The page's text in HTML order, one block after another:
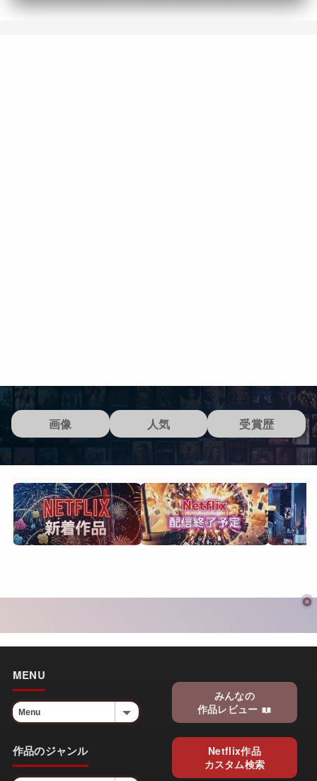
画像 人気 受賞歴
MENU
作品のジャンル
みんなの
作品レビュー
Netflix作品
カスタム検索